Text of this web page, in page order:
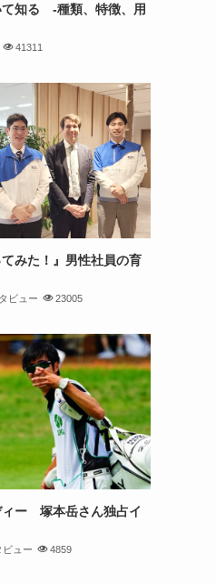
知る ‐種類、特徴、用
41311
てみた！』男性社員の育
ビュー 23005
ィー 塚本岳さん独占イ
ビュー 4859